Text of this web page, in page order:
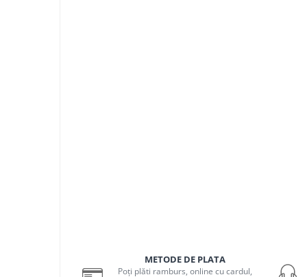
Iluminat spatiu comercialMETODE DE PLATA
Poți plăti ramburs, online cu cardul,